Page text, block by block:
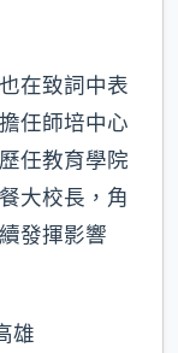
在致詞中表
任師培中心
任教育學院
大校長，角
發揮影響
雄